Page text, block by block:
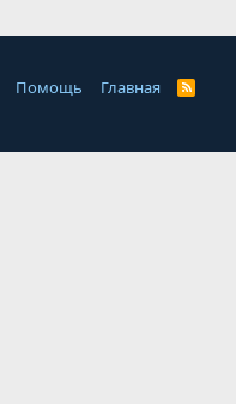
Помощь Главная